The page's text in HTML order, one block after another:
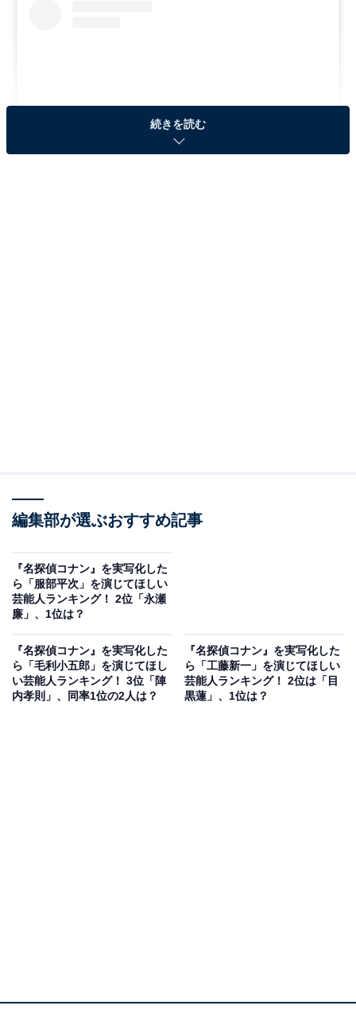
験もあるほどの腕前の持ち主です。2014年のドラマ『烈
車戦隊トッキュウジャー』（テレビ朝日系）で注目さ
ブレーク。映画『ヴィレッジ』や『春に散る』で主演男
優賞を受賞するなど、多数の映画やドラマで活躍し、
2025年には、NHK大河ドラマ『べらぼう～蔦重栄華乃夢
噺～』で主演を務めています。
スマートな身のこなしとクールな表情が、怪盗キッドの
代女性／千葉県）、「キラキラ王子様だけど影もあるイ
続きを読む
編集部が選ぶおすすめ記事
『名探偵コナン』を実写化した
ら「服部平次」を演じてほしい
芸能人ランキング！ 2位「永瀬
廉」、1位は？
『名探偵コナン』を実写化した
ら「毛利小五郎」を演じてほし
い芸能人ランキング！ 3位「陣
内孝則」、同率1位の2人は？
『名探偵コナン』を実写化した
ら「工藤新一」を演じてほしい
芸能人ランキング！ 2位は「目
黒蓮」、1位は？